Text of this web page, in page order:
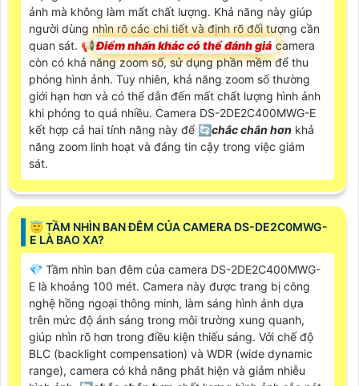
ảnh mà không làm mất chất lượng. Khả năng này giúp
người dùng nhìn rõ các chi tiết và định rõ đối tượng cần
quan sát. 📢Điểm nhấn khác có thể đánh giá camera
còn có khả năng zoom số, sử dụng phần mềm để thu
phóng hình ảnh. Tuy nhiên, khả năng zoom số thường
giới hạn hơn và có thể dẫn đến mất chất lượng hình ảnh
khi phóng to quá nhiều. Camera DS-2DE2C400MWG-E
kết hợp cả hai tính năng này để 🔄chắc chắn hơn khả
năng zoom linh hoạt và đáng tin cậy trong việc giám
sát.
😇 TẦM NHÌN BAN ĐÊM CỦA CAMERA DS-DE2C0MWG-
E LÀ BAO XA?
💎 Tầm nhìn ban đêm của camera DS-2DE2C400MWG-
E là khoảng 100 mét. Camera này được trang bị công
nghệ hồng ngoại thông minh, làm sáng hình ảnh dựa
trên mức độ ánh sáng trong môi trường xung quanh,
giúp nhìn rõ hơn trong điều kiện thiếu sáng. Với chế độ
BLC (backlight compensation) và WDR (wide dynamic
range), camera có khả năng phát hiện và giảm nhiễu